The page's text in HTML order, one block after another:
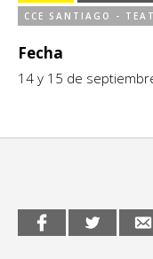
Sitios de interés
Escénicas
Patrimonio
CCE SANTIAGO -
Fecha
14 y 15 de